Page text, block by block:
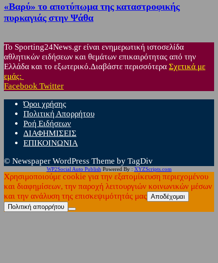
«Βαρύ» το αποτύπωμα της καταστροφικής
πυρκαγιάς στην Ψάθα
Το Sporting24News.gr είναι ενημερωτική ιστοσελίδα
αθλητικών ειδήσεων και θεμάτων επικαιρότητας από την
Ελλάδα και το εξωτερικό.Διαβάστε περισσότερα Σχετικά με
εμάς:
Facebook Twitter
Όροι χρήσης
Πολιτική Απορρήτου
Ροή Ειδήσεων
ΔΙΑΦΗΜΙΣΕΙΣ
ΕΠΙΚΟΙΝΩΝΙΑ
© Newspaper WordPress Theme by TagDiv
WP2Social Auto Publish Powered By : XYZScripts.com
Χρησιμοποιούμε cookie για την εξατομίκευση περιεχομένου
και διαφημίσεων, την παροχή λειτουργιών κοινωνικών μέσων
και την ανάλυση της επισκεψιμότητάς μας Αποδέχομαι
Πολιτική απορρήτου